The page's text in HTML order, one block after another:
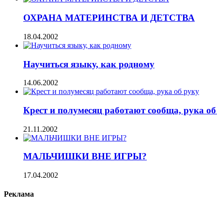
ОХРАНА МАТЕРИНСТВА И ДЕТСТВА
18.04.2002
Научиться языку, как родному
14.06.2002
Крест и полумесяц работают сообща, рука
21.11.2002
МАЛЬЧИШКИ ВНЕ ИГРЫ?
17.04.2002
Реклама